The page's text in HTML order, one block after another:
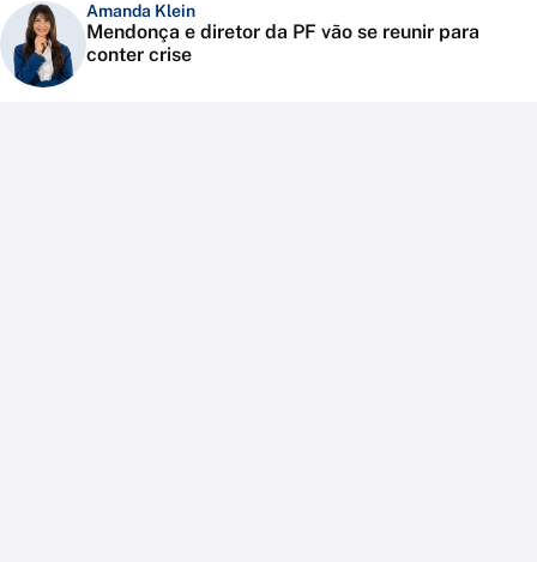
Amanda Klein
Mendonça e diretor da PF vão se reunir para
conter crise